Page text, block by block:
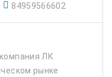
84959566602
ЛК
рынке